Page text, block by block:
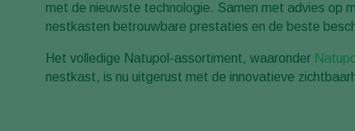
met de nieuwste technologie. Samen met advies op
nestkasten betrouwbare prestaties en de beste
Het volledige Natupol-assortiment, waaronder
nestkast, is nu uitgerust met de innovatieve